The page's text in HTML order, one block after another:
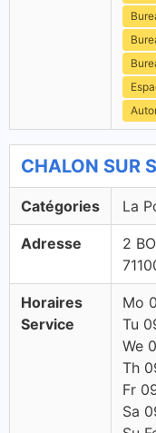
CHALON SUR
Catégories La
Adresse
2
Horaires
Service
Mo
Tu
We
Th
Fr
Sa